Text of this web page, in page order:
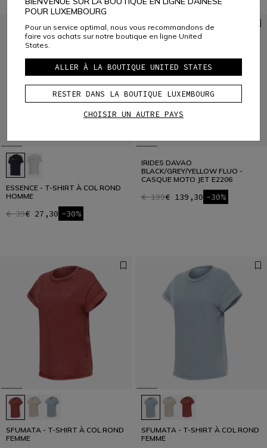
ESSENCE - T-SHIRT À COL ROND
HOMME
€ 39€ 27,30 -30%
IRIDES DAVAO
BLACK/GREY/YELLOW FLUO -
CASQUE MOTO JET E2206
€ 199€ 139,30 -30%
SFUMATA - T-SHIRT À COL ROND
FEMME
SFUMATA - T-SHIRT À COL ROND
FEMME
POUR LUXEMBOURG
Pour un service optimal, nous vous recommandons de
faire vos achats sur notre boutique en ligne United
States.
ALLER À LA BOUTIQUE UNITED STATES
RESTER DANS LA BOUTIQUE LUXEMBOURG
CHOISIR UN AUTRE PAYS